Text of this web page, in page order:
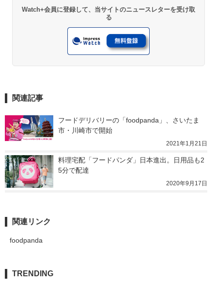
Watch+会員に登録して、当サイトのニュースレターを受け取
る
関連記事
フードデリバリーの「foodpanda」、さいたま
市・川崎市で開始
2021年1月21日
料理宅配「フードパンダ」日本進出。日用品も2
5分で配達
2020年9月17日
関連リンク
foodpanda
TRENDING